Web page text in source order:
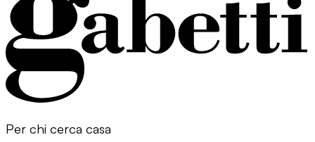
Per chi cerca casa